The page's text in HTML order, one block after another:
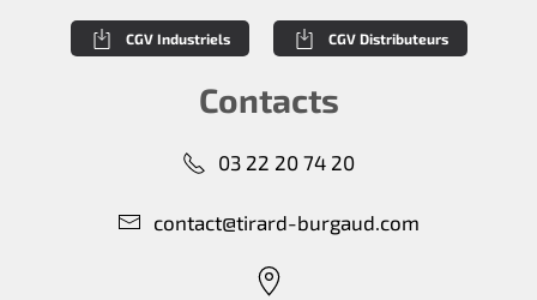
CGV Industriels CGV Distributeurs
Contacts
03 22 20 74 20
contact@tirard-burgaud.com